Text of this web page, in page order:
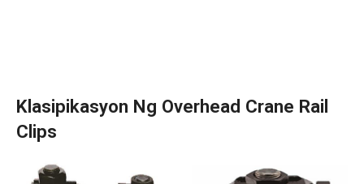
Klasipikasyon Ng Overhead Crane Rail
Clips